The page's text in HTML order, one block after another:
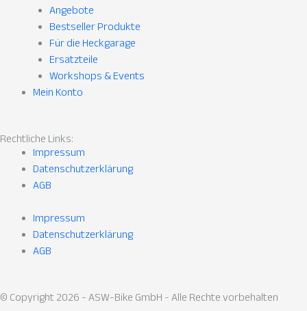
Angebote
Bestseller Produkte
Für die Heckgarage
Ersatzteile
Workshops & Events
Mein Konto
Rechtliche Links:
Impressum
Datenschutzerklärung
AGB
Impressum
Datenschutzerklärung
AGB
© Copyright 2026 - ASW-Bike GmbH - Alle Rechte vorbehalten